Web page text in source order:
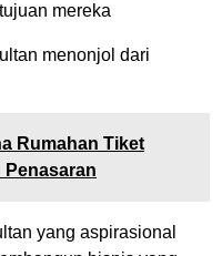
mereka
menonjol dari
Rumahan Tiket
Penasaran
yang aspirasional